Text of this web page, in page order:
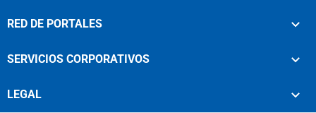
RED DE PORTALES
SERVICIOS CORPORATIVOS
LEGAL